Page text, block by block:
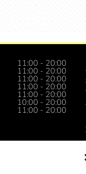
11:00 - 20:00
11:00 - 20:00
11:00 - 20:00
11:00 - 20:00
11:00 - 20:00
10:00 - 20:00
11:00 - 20:00